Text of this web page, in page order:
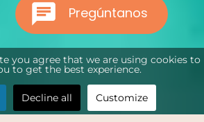
Pregúntanos
you agree that we are using cookies to
to get the best experience.
Decline all Customize